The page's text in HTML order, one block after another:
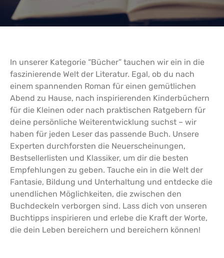
In unserer Kategorie “Bücher” tauchen wir ein in die
faszinierende Welt der Literatur. Egal, ob du nach
einem spannenden Roman für einen gemütlichen
Abend zu Hause, nach inspirierenden Kinderbüchern
für die Kleinen oder nach praktischen Ratgebern für
deine persönliche Weiterentwicklung suchst – wir
haben für jeden Leser das passende Buch. Unsere
Experten durchforsten die Neuerscheinungen,
Bestsellerlisten und Klassiker, um dir die besten
Empfehlungen zu geben. Tauche ein in die Welt der
Fantasie, Bildung und Unterhaltung und entdecke die
unendlichen Möglichkeiten, die zwischen den
Buchdeckeln verborgen sind. Lass dich von unseren
Buchtipps inspirieren und erlebe die Kraft der Worte,
die dein Leben bereichern und bereichern können!